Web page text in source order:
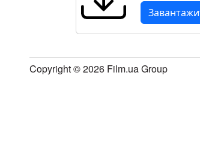
Copyright © 2026 Film.ua Group